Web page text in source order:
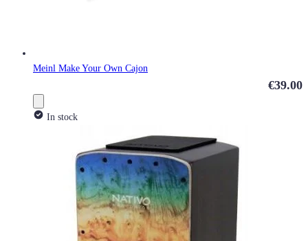
Meinl Make Your Own Cajon
€39.00
In stock